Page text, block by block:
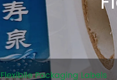
Flexibile Packaging Labels